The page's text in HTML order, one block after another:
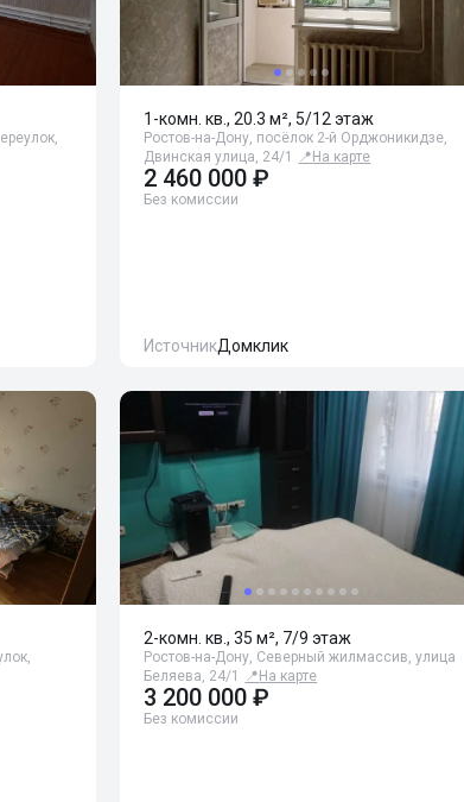
1-комн. кв., 20.3 м², 5/12 этаж
Ростов-на-Дону, посёлок 2-й Орджоникидзе,
Двинская улица, 24/1
📍 На карте
2 460 000 ₽
Без комиссии
ИсточникДомклик
2-комн. кв., 35 м², 7/9 этаж
Ростов-на-Дону, Северный жилмассив, улица
Беляева, 24/1
📍 На карте
3 200 000 ₽
Без комиссии